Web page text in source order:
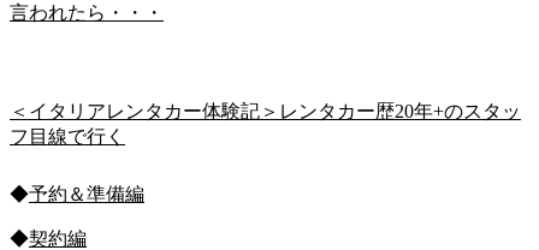
言われたら・・・
＜イタリアレンタカー体験記＞レンタカー歴20年+のスタッ
フ目線で行く
◆予約＆準備編
◆契約編